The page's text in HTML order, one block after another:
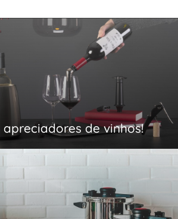
apreciadores de vinhos!